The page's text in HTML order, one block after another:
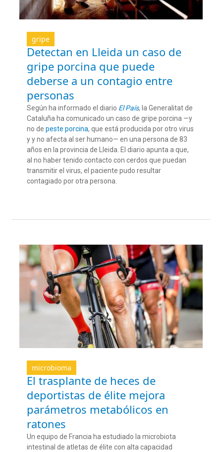
gripe
Detectan en Lleida un caso de
gripe porcina que puede
deberse a un contagio entre
personas
Según ha informado el diario El País, la Generalitat de
Cataluña ha comunicado un caso de gripe porcina —y
no de peste porcina, que está producida por otro virus
yy no afecta al ser humano— en una persona de 83
años en la provincia de Lleida El diario apunta a que,
a l no haber tenido contacto con cerdos que puedan
transmitir el virus, el paciente pudo resultar
contagiado por otra persona.
microbioma
El trasplante de heces de
deportistas de élite mejora
parámetros metabólicos en
ratones
Un equipo de Francia ha estudiado la microbiota
intestinal de atletas de élite con alta capacidad